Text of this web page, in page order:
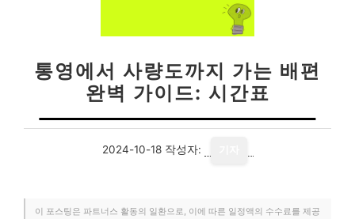
통영에서 사량도까지 가는 배편
완벽 가이드: 시간표
2024-10-18 작성자:
이 포스팅은 파트너스 활동의 일환으로, 이에 따른 일정액의 수수료를 제공